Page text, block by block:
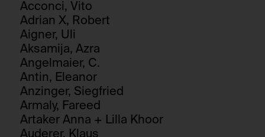
Acconci, Vito
Adrian X, Robert
Aigner, Uli
Aksamija, Azra
Angelmaier, C.
Antin, Eleanor
Anzinger, Siegfried
Armaly, Fareed
Artaker Anna + Lilla Khoor
Auderer, Klaus